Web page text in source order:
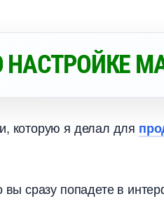
НАСТРОЙКЕ
которую я делал для
вы сразу попадете в